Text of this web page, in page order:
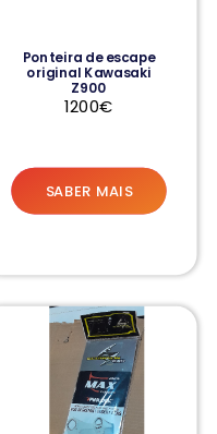
Ponteira de escape
original Kawasaki
Z900
1200€
SABER MAIS